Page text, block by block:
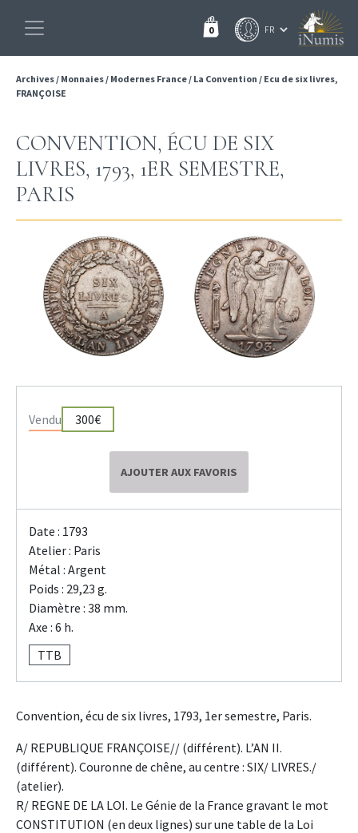
0
Archives/ Monnaies/ Modernes France/ La Convention / Ecu de six livres,
FRANÇOISE
CONVENTION, ÉCU DE SIX
LIVRES, 1793, 1ER SEMESTRE,
PARIS
Vendu 300€
AJOUTER AUX FAVORIS
Date : 1793
Atelier : Paris
Métal : Argent
Poids : 29,23 g.
Diamètre : 38 mm.
Axe : 6 h.
TTB
Convention, écu de six livres, 1793, 1er semestre, Paris.
A/ REPUBLIQUE FRANÇOISE// (différent). L’AN II.
(différent). Couronne de chêne, au centre : SIX/ LIVRES./
(atelier).
R/ REGNE DE LA LOI. Le Génie de la France gravant le mot
CONSTITUTION (en deux lignes) sur une table de la Loi